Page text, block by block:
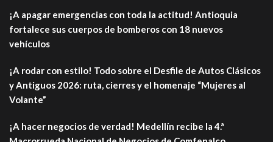
¡A apagar emergencias con toda la actitud! Antioquia
fortalece sus cuerpos de bomberos con 18 nuevos
vehículos
¡A rodar con estilo! Todo sobre el Desfile de Autos Clásicos
y Antiguos 2026: ruta, cierres y el homenaje “Mujeres al
Volante”
¡A hacer negocios de verdad! Medellín recibe la 4.ª